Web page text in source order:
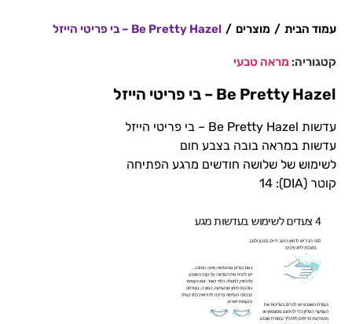
עמוד הבית / מוצרים / Be Pretty Hazel – בי פריטי הייזל
קטגוריה: מראה טבעי
Be Pretty Hazel – בי פריטי הייזל
עדשות Be Pretty Hazel – בי פריטי הייזל
עדשות במראה בובה בצבע חום
לשימוש של שלושה חודשים מרגע הפתיחה
קוטר (DIA): 14